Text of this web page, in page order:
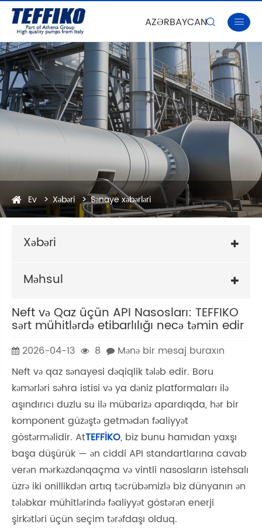
AZƏRBAYCAN 
Ev Xəbəri Sənaye xəbərləri
Xəbəri
Məhsul
Neft və Qaz üçün API Nasosları: TEFFIKO
sərt mühitlərdə etibarlılığı necə təmin edir
2026-04-13 8
Mənə bir mesaj buraxın
Neft və qaz sənayesi dəqiqlik tələb edir. Boru
kəmərləri səhra istisi və ya dəniz platformaları ilə
aşındırıcı duzlu su ilə mübarizə apardıqda, hər bir
komponent güzəştə getmədən fəaliyyət
göstərməlidir. AtTEFFİKO, biz bunu hamıdan yaxşı
başa düşürük — ən ciddi API standartlarına cavab
verən mərkəzdənqaçma və vintli nasosların istehsalı
üzrə iki onillikdən artıq təcrübəmizlə biz dünyanın ən
tələbkar mühitlərində fəaliyyət göstərən enerji
şirkətləri üçün seçim tərəfdaşı olduq.